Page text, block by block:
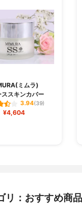
ミムラ)
ススキンカバー
3.94(39)
¥4,604
リ：おすすめ商